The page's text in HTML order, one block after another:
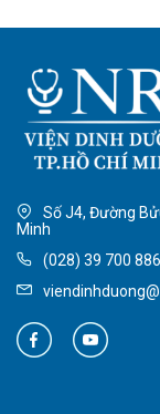
Số J4, Đường
Minh
(028) 39 700 886